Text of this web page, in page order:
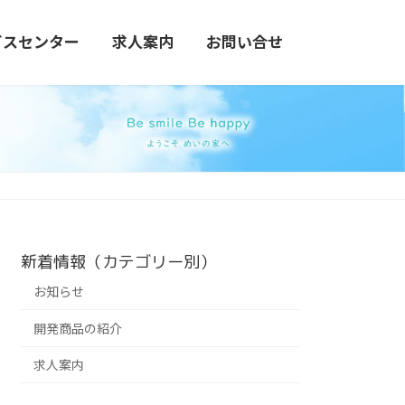
センター 求人案内 お問い合せ
新着情報（カテゴリー別）
お知らせ
開発商品の紹介
求人案内